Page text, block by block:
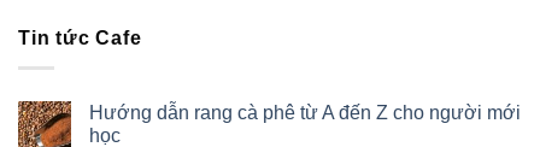
Tin tức Cafe
Hướng dẫn rang cà phê từ A đến Z cho người mới
học